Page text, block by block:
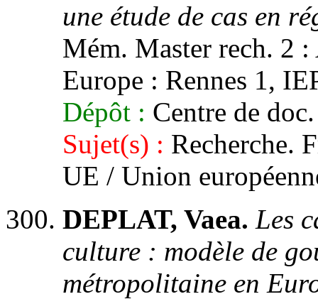
une étude de cas en
Mém. Master rech. 2 :
Europe : Rennes 1,
Dépôt : Centre de
Sujet(s) : Recherche.
UE / Union
DEPLAT, Vaea. Les
culture : modèle de
métropolitaine en